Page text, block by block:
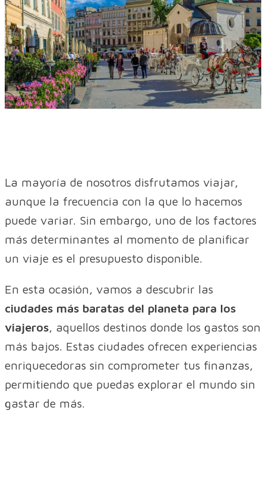
La mayoría de nosotros disfrutamos viajar,
aunque la frecuencia con la que lo hacemos
puede variar. Sin embargo, uno de los factores
más determinantes al momento de planificar
un viaje es el presupuesto disponible.
En esta ocasión, vamos a descubrir las
ciudades más baratas del planeta para los
viajeros, aquellos destinos donde los gastos son
más bajos. Estas ciudades ofrecen experiencias
enriquecedoras sin comprometer tus finanzas,
permitiendo que puedas explorar el mundo sin
gastar de más.